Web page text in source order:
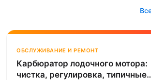
ОБСЛУЖИВАНИЕ И РЕМОНТ
Карбюратор лодочного мотора:
чистка, регулировка, типичные